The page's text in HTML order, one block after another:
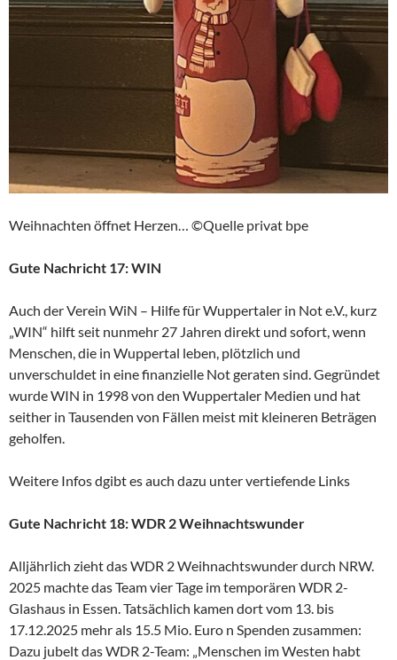
Weihnachten öffnet Herzen… ©Quelle privat bpe
Gute Nachricht 17: WIN
Auch der Verein WiN – Hilfe für Wuppertaler in Not e.V., kurz
„WIN“ hilft seit nunmehr 27 Jahren direkt und sofort, wenn
Menschen, die in Wuppertal leben, plötzlich und
unverschuldet in eine finanzielle Not geraten sind. Gegründet
wurde WIN in 1998 von den Wuppertaler Medien und hat
seither in Tausenden von Fällen meist mit kleineren Beträgen
geholfen.
Weitere Infos dgibt es auch dazu unter vertiefende Links
Gute Nachricht 18: WDR 2 Weihnachtswunder
Alljährlich zieht das WDR 2 Weihnachtswunder durch NRW.
2025 machte das Team vier Tage im temporären WDR 2-
Glashaus in Essen. Tatsächlich kamen dort vom 13. bis
17.12.2025 mehr als 15.5 Mio. Euro n Spenden zusammen:
Dazu jubelt das WDR 2-Team: „Menschen im Westen habt